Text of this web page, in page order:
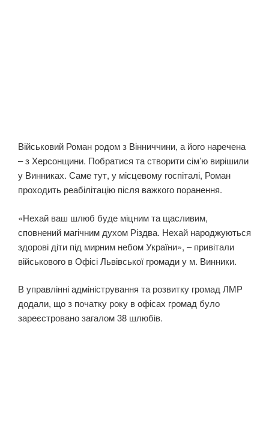
Військовий Роман родом з Вінниччини, а його наречена
– з Херсонщини. Побратися та створити сім’ю вирішили
у Винниках. Саме тут, у місцевому госпіталі, Роман
проходить реабілітацію після важкого поранення.
«Нехай ваш шлюб буде міцним та щасливим,
сповнений магічним духом Різдва. Нехай народжуються
здорові діти під мирним небом України», – привітали
військового в Офісі Львівської громади у м. Винники.
В управлінні адміністрування та розвитку громад ЛМР
додали, що з початку року в офісах громад було
зареєстровано загалом 38 шлюбів.